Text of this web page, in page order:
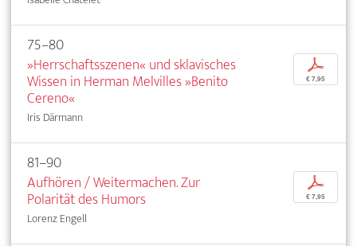
75–80
»Herrschaftsszenen« und sklavisches
Wissen in Herman Melvilles »Benito
Cereno«
Iris Därmann
p
€ 7,95
81–90
Aufhören / Weitermachen. Zur
Polarität des Humors
Lorenz Engell
p
€ 7,95